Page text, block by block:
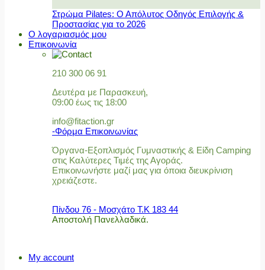
Στρώμα Pilates: Ο Απόλυτος Οδηγός Επιλογής &
Προστασίας για το 2026
Ο λογαριασμός μου
Επικοινωνία
210 300 06 91
Δευτέρα με Παρασκευή,
09:00 έως τις 18:00
info@fitaction.gr
-Φόρμα Επικοινωνίας
Όργανα-Εξοπλισμός Γυμναστικής & Είδη Camping
στις Καλύτερες Τιμές της Αγοράς.
Επικοινωνήστε μαζί μας για όποια διευκρίνιση
χρειάζεστε.
Πίνδου 76 - Μοσχάτο Τ.Κ 183 44
Αποστολή Πανελλαδικά.
My account